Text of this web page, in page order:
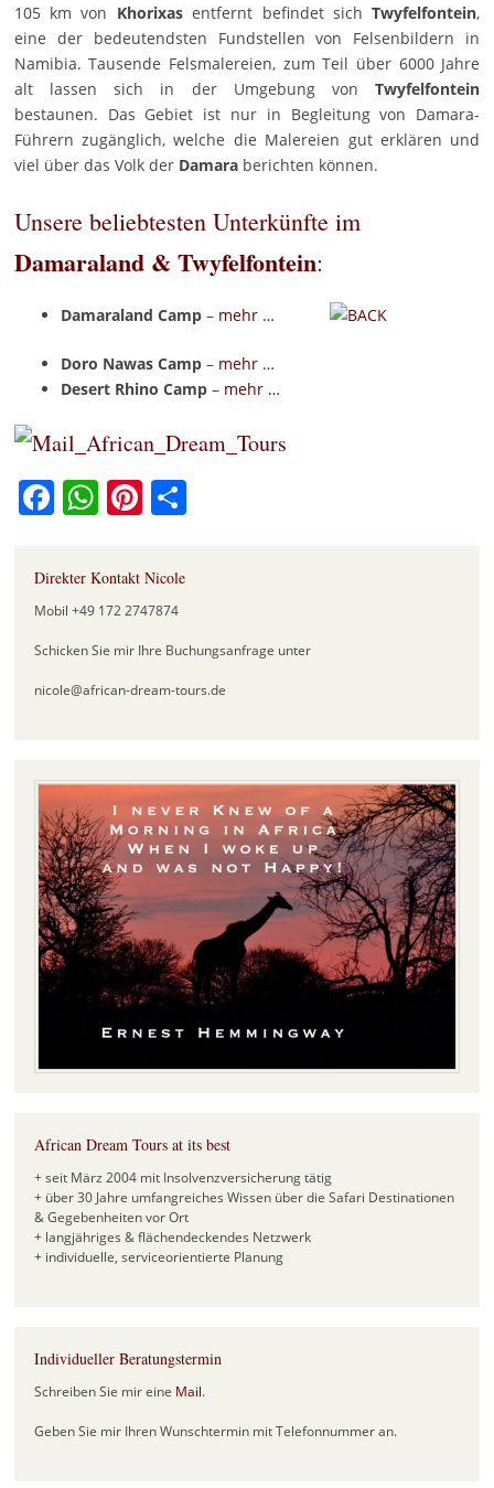
105 km von Khorixasentfernt befindet sichTwyfelfontein,
eine der bedeutendsten Fundstellen von Felsenbildern in
Namibia. Tausende Felsmalereien, zum Teil über 6000 Jahre
alt lassen sich in der Umgebung vonTwyfelfontein
bestaunen. Das Gebiet ist nur in Begleitung von Damara-
Führern zugänglich, welche die Malereien gut erklären und
viel über das Volk der Damaraberichten können.
Unsere beliebtesten Unterkünfte im
Damaraland & Twyfelfontein:
Damaraland Camp – mehr …
Doro Nawas Camp – mehr …
Desert Rhino Camp – mehr …
Facebook
WhatsApp
Pinterest
Teilen
Direkter Kontakt Nicole
Mobil +49 172 2747874
Schicken Sie mir Ihre Buchungsanfrage unter
nicole@african-dream-tours.de
African Dream Tours at its best
+ seit März 2004 mit Insolvenzversicherung tätig
+ über 30 Jahre umfangreiches Wissen über die Safari Destinationen
& Gegebenheiten vor Ort
+ langjähriges & flächendeckendes Netzwerk
+ individuelle, serviceorientierte Planung
Individueller Beratungstermin
Schreiben Sie mir eine Mail.
Geben Sie mir Ihren Wunschtermin mit Telefonnummer an.